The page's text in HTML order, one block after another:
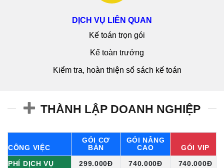
DỊCH VỤ LIÊN QUAN
Kế toán trọn gói
Kế toàn trưởng
Kiểm tra, hoàn thiện sổ sách kế toán
THÀNH LẬP DOANH NGHIỆP
CÔNG VIỆC
GÓI CƠ
BẢN
GÓI NÂNG
CAO
GÓI VIP
PHÍ DỊCH VỤ
299.000Đ 740.000Đ
740.000Đ